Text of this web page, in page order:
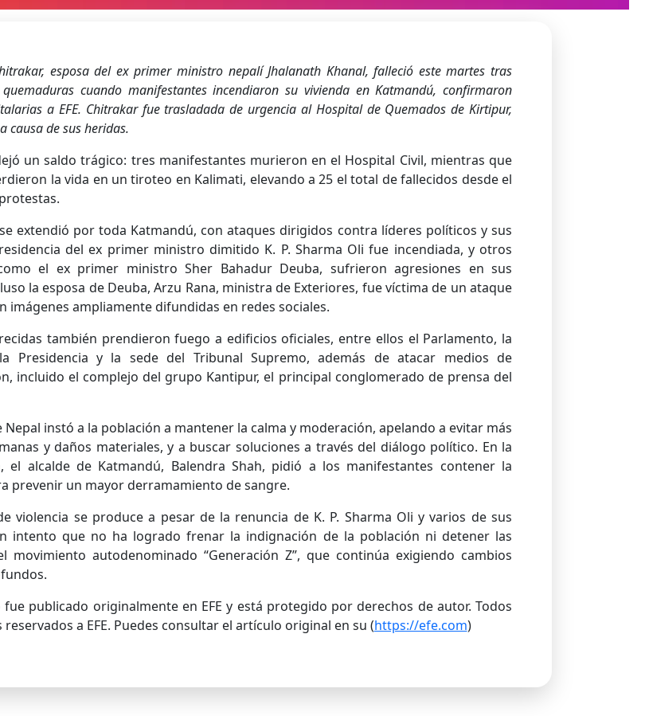
esposa del ex primer ministro nepalí Jhalanath Khanal, falleció este martes tras
cuando manifestantes incendiaron su vivienda en Katmandú, confirmaron
a EFE. Chitrakar fue trasladada de urgencia al Hospital de Quemados de Kirtipur,
causa de sus heridas.
un saldo trágico: tres manifestantes murieron en el Hospital Civil, mientras que
la vida en un tiroteo en Kalimati, elevando a 25 el total de fallecidos desde el
extendió por toda Katmandú, con ataques dirigidos contra líderes políticos y sus
del ex primer ministro dimitido K. P. Sharma Oli fue incendiada, y otros
el ex primer ministro Sher Bahadur Deuba, sufrieron agresiones en sus
la esposa de Deuba, Arzu Rana, ministra de Exteriores, fue víctima de un ataque
imágenes ampliamente difundidas en redes sociales.
también prendieron fuego a edificios oficiales, entre ellos el Parlamento, la
Presidencia y la sede del Tribunal Supremo, además de atacar medios de
incluido el complejo del grupo Kantipur, el principal conglomerado de prensa del
Nepal instó a la población a mantener la calma y moderación, apelando a evitar más
y daños materiales, y a buscar soluciones a través del diálogo político. En la
el alcalde de Katmandú, Balendra Shah, pidió a los manifestantes contener la
prevenir un mayor derramamiento de sangre.
violencia se produce a pesar de la renuncia de K. P. Sharma Oli y varios de sus
intento que no ha logrado frenar la indignación de la población ni detener las
movimiento autodenominado “Generación Z”, que continúa exigiendo cambios
fue publicado originalmente en EFE y está protegido por derechos de autor. Todos
reservados a EFE. Puedes consultar el artículo original en su (https://efe.com)